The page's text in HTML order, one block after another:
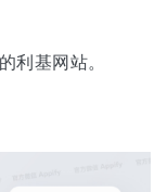
利基网站。